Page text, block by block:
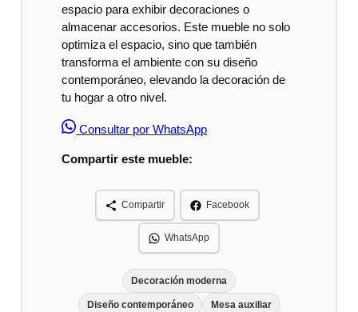
espacio para exhibir decoraciones o
almacenar accesorios. Este mueble no solo
optimiza el espacio, sino que también
transforma el ambiente con su diseño
contemporáneo, elevando la decoración de
tu hogar a otro nivel.
Consultar por WhatsApp
Compartir este mueble:
Compartir Facebook
WhatsApp
Decoración moderna
Diseño contemporáneo Mesa auxiliar